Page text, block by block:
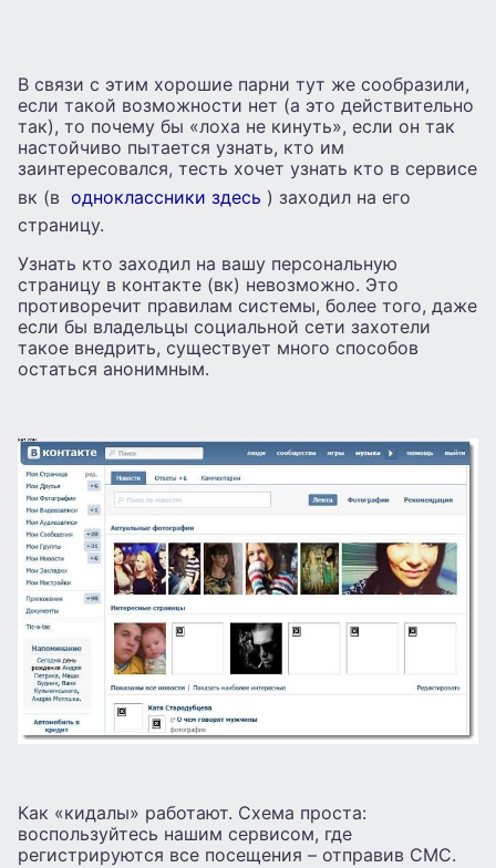
В связи с этим хорошие парни тут же сообразили,
если такой возможности нет (а это действительно
так), то почему бы «лоха не кинуть», если он так
настойчиво пытается узнать, кто им
заинтересовался, тесть хочет узнать кто в сервисе
вк (в одноклассники здесь ) заходил на его
страницу.
Узнать кто заходил на вашу персональную
страницу в контакте (вк) невозможно. Это
противоречит правилам системы, более того, даже
если бы владельцы социальной сети захотели
такое внедрить, существует много способов
остаться анонимным.
Как «кидалы» работают. Схема проста:
воспользуйтесь нашим сервисом, где
регистрируются все посещения – отправив СМС.